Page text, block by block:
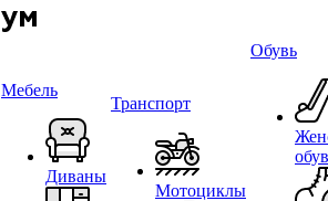
Мебель
Диваны
Транспорт
Мотоциклы
Обувь